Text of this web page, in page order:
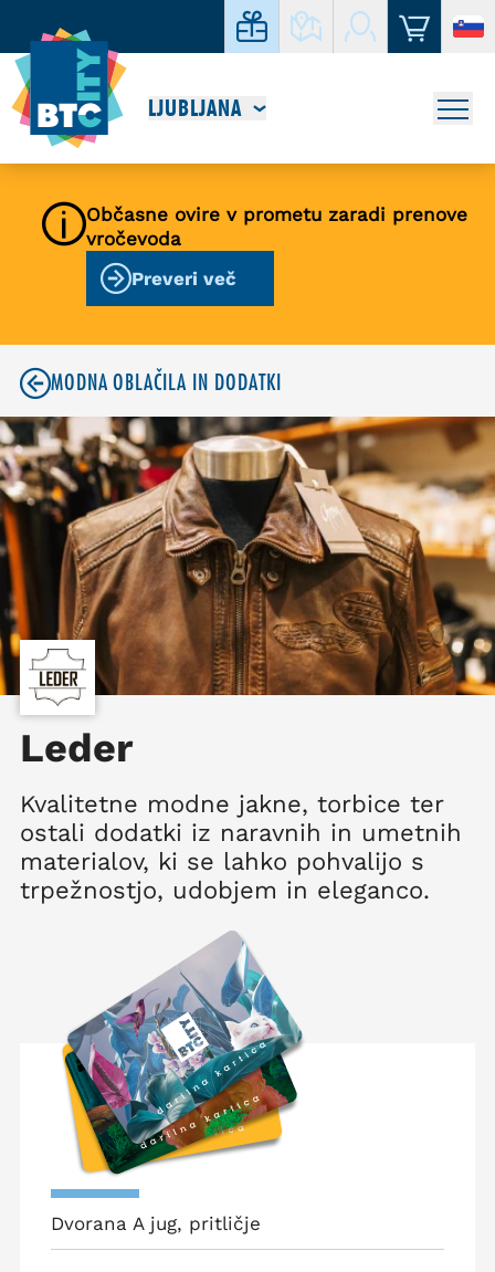
LJUBLJANA
Občasne ovire v prometu zaradi prenove
vročevoda
Preveri več
MODNA OBLAČILA IN DODATKI
Leder
Kvalitetne modne jakne, torbice ter
ostali dodatki iz naravnih in umetnih
materialov, ki se lahko pohvalijo s
trpežnostjo, udobjem in eleganco.
Dvorana A jug, pritličje